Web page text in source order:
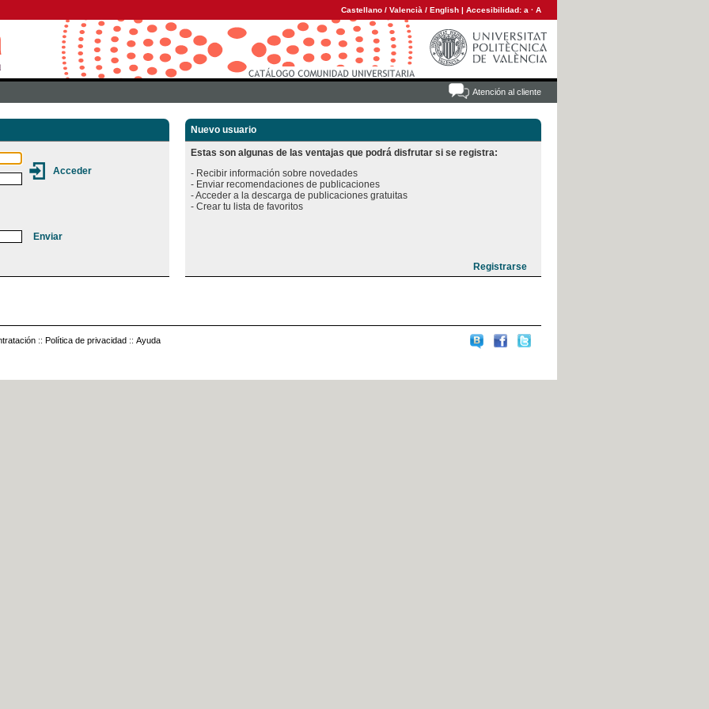
Castellano / Valencià / English | Accesibilidad: a · A
Atención al cliente
Nuevo usuario
Estas son algunas de las ventajas que podrá disfrutar si se registra:
- Recibir información sobre novedades
- Enviar recomendaciones de publicaciones
- Acceder a la descarga de publicaciones gratuitas
:: Política de privacidad :: Ayuda